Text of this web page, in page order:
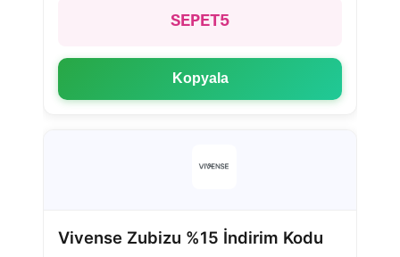
SEPET5
Kopyala
Vivense Zubizu %15 İndirim Kodu